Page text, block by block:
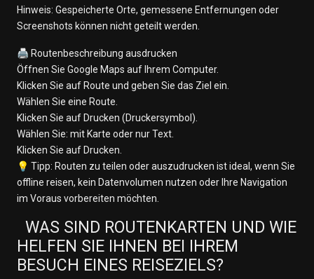
Hinweis: Gespeicherte Orte, gemessene Entfernungen oder
Screenshots können nicht geteilt werden.
🖨️ Routenbeschreibung ausdrucken
Öffnen Sie Google Maps auf Ihrem Computer.
Klicken Sie auf Route und geben Sie das Ziel ein.
Wählen Sie eine Route.
Klicken Sie auf Drucken (Druckersymbol).
Wählen Sie: mit Karte oder nur Text.
Klicken Sie auf Drucken.
💡 Tipp: Routen zu teilen oder auszudrucken ist ideal, wenn Sie
offline reisen, kein Datenvolumen nutzen oder Ihre Navigation
im Voraus vorbereiten möchten.
WAS SIND ROUTENKARTEN UND WIE
HELFEN SIE IHNEN BEI IHREM
BESUCH EINES REISEZIELS?